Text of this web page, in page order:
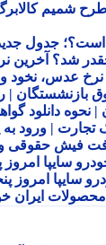
کالابرگ |
جدول جدید
شد؟ آخرین نرخ
نخود و
|
دانلود
| ورود به
فیش حقوقی و
ایران